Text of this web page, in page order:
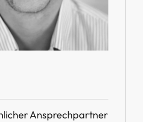
Ansprechpartner